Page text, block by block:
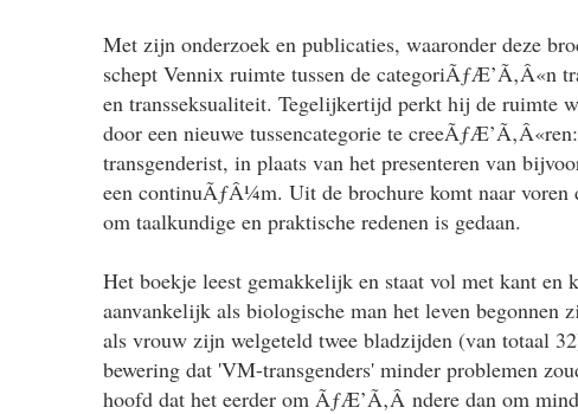
Met zijn onderzoek en publicaties, waaronder deze
schept Vennix ruimte tussen de categoriÃƒÆ’Ã‚Â«n
en transseksualiteit. Tegelijkertijd perkt hij de ruimte
door een nieuwe tussencategorie te
transgenderist, in plaats van het presenteren van
een continuÃƒÂ¼m. Uit de brochure komt naar voren
om taalkundige en praktische redenen is gedaan.
Het boekje leest gemakkelijk en staat vol met kant en
aanvankelijk als biologische man het leven
als vrouw zijn welgeteld twee bladzijden (van totaal
bewering dat 'VM-transgenders' minder problemen
hoofd dat het eerder om ÃƒÆ’Ã‚Â ndere dan om